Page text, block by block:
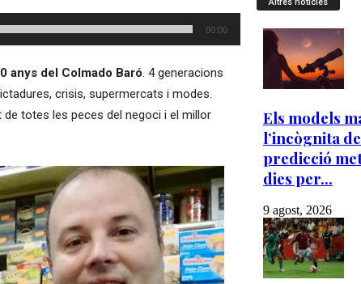
00:00
anys del Colmado Baró. 4 generacions
crisis, supermercats i modes.
totes les peces del negoci i el millor